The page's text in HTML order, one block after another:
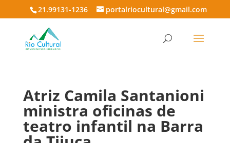
21.99131-1236 portalriocultural@gmail.com
Atriz Camila Santanioni
ministra oficinas de
teatro infantil na Barra